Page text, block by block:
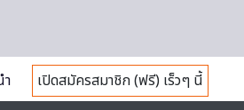
เปิดสมัครสมาชิก (ฟรี) เร็วๆ นี้